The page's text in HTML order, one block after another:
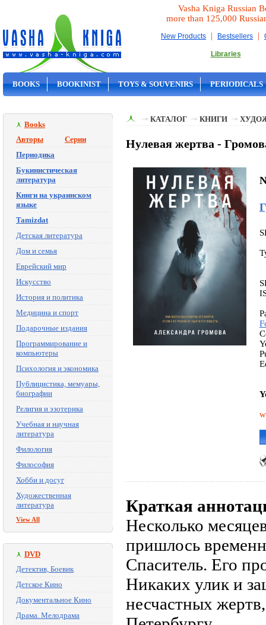
Vasha Kniga Russian
more than 125,000
New Products | Bestsellers |
Libraries
BOOKS BOOKINIST TOYS & SOUVENIRS PERIODICALS
Books
Авторы
Серии
Периодика
Букинистическая
литература
Книги на украинском
языке
Tamizdat
Детская литература
Дом и семья
Еврейский мир
Искусство
История и политика
Медицина и спорт
Подарочные издания
Программирование и
компьютеры
Психология и экономика
Публицистика, мемуары,
биографии
Религия и эзотерика
Учебная и научная
литература
Филология
Философия
Хобби и досуг
Художественная
литература
View All
DVD
Детектив, Боевик
Детское Кино
Документальное Кино
Драма. Мелодрама
КАТАЛОГ КНИГИ
Нулевая жертва -
Краткая
Несколько
пришлось
Спаситель. Его
Никаких улик и
несчастных